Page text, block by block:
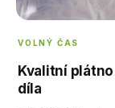
VOLNÝ ČAS
Kvalitní
díla